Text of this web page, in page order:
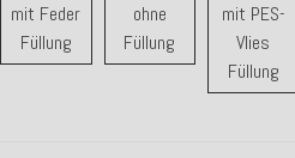
mit Feder
Füllungmit Feder Füllung
ohne
Füllung ohne Füllung
mit PES-
Vlies
Füllung